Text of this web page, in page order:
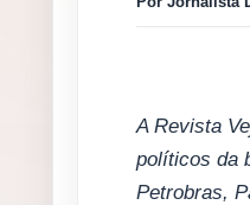
A Revista
políticos da
Petrobras,